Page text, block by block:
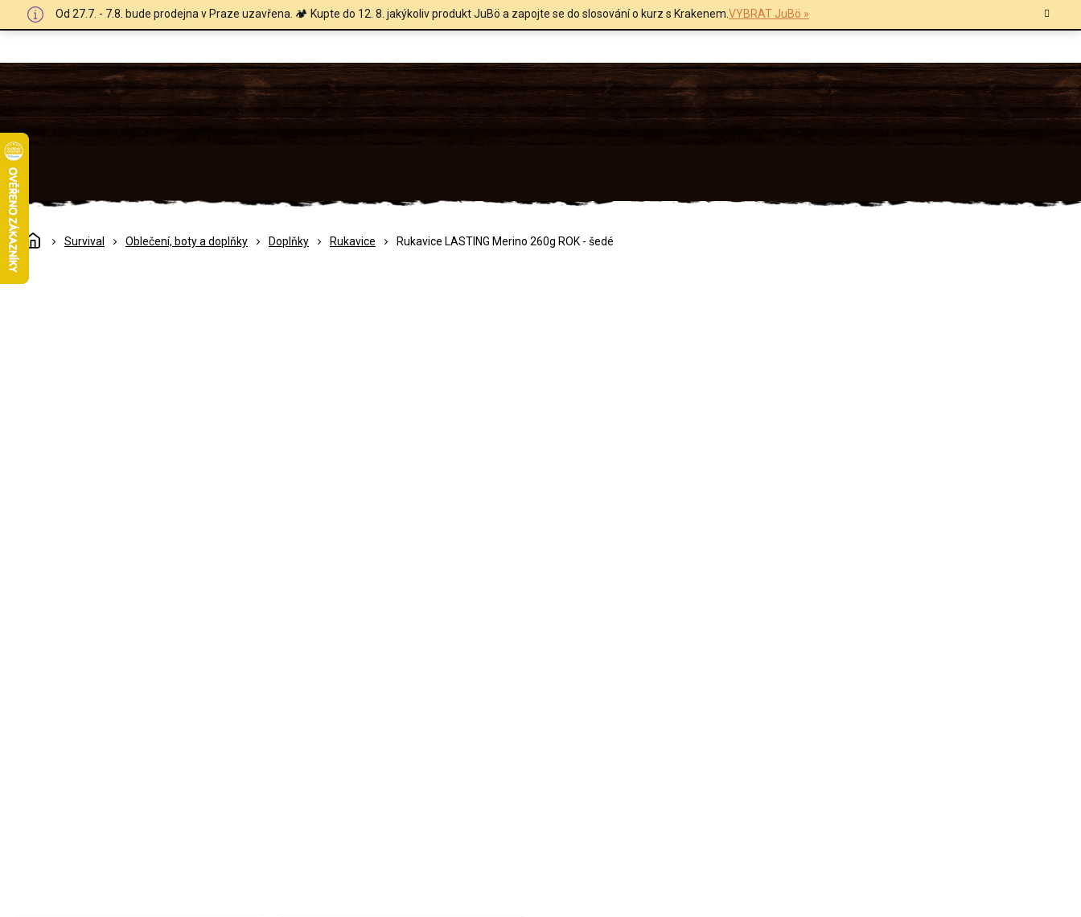
Od 27.7. - 7.8. bude prodejna v Praze uzavřena. 🏕️ Kupte do 12. 8. jakýkoliv produkt JuBö a zapojte se do slosování o kurz s Krakenem.VYBRAT JuBö »
DomůSurvival Oblečení, boty a doplňky Doplňky Rukavice Rukavice LASTING Merino 260g ROK - šedé